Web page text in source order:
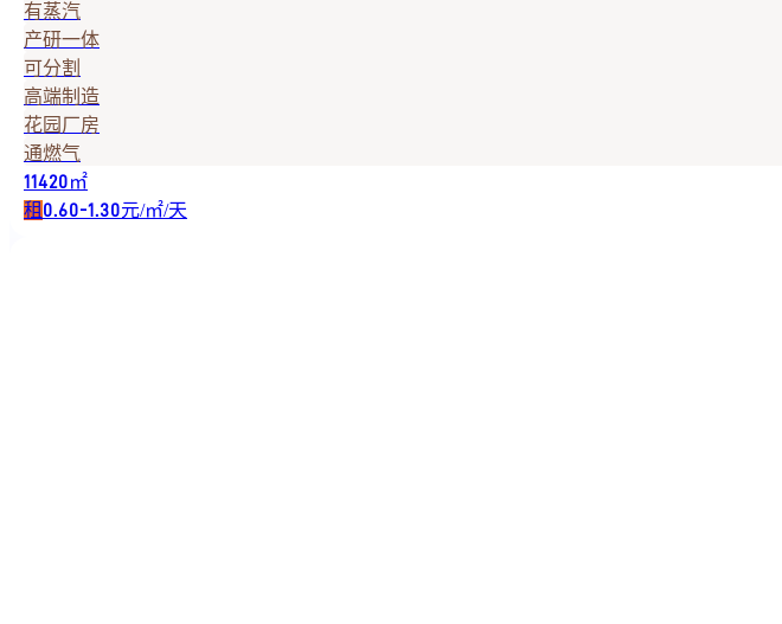
有蒸汽
产研一体
可分割
高端制造
花园厂房
通燃气
11420㎡
租 0.60-1.30元/㎡/天